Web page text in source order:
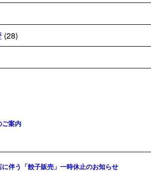
(28)
ご案内
に伴う「餃子販売」一時休止のお知らせ